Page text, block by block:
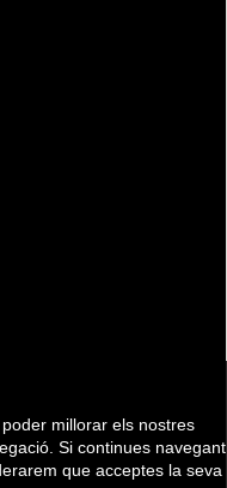
millorar els nostres
Si continues navegant
que acceptes la seva